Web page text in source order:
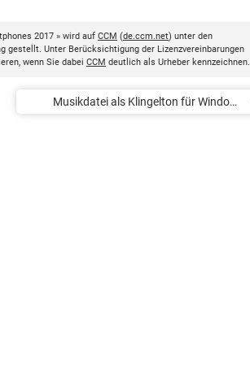
2017 » wird auf CCM (de.ccm.net) unter den
gestellt. Unter Berücksichtigung der Lizenzvereinbarungen
wenn Sie dabei CCM deutlich als Urheber kennzeichnen.
Musikdatei als Klingelton für Windows